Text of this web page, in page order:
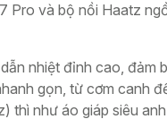
Pro và bộ nồi Haatz
nhiệt đỉnh cao, đảm
gọn, từ cơm canh
thì như áo giáp siêu